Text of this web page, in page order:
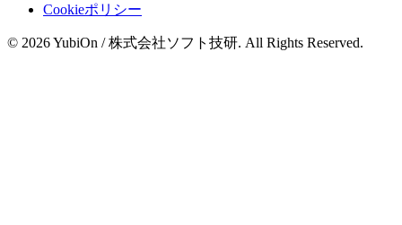
Cookieポリシー
© 2026 YubiOn / 株式会社ソフト技研. All Rights Reserved.